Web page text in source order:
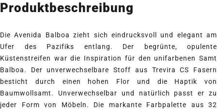
Produktbeschreibung
Die Avenida Balboa zieht sich eindrucksvoll und elegant am
Ufer des Pazifiks entlang. Der begrünte, opulente
Küstenstreifen war die Inspiration für den unifarbenen Samt
Balboa. Der unverwechselbare Stoff aus Trevira CS Fasern
besticht durch einen hohen Flor und die Haptik von
Baumwollsamt. Unverwechselbar und natürlich passt er zu
jeder Form von Möbeln. Die markante Farbpalette aus 32